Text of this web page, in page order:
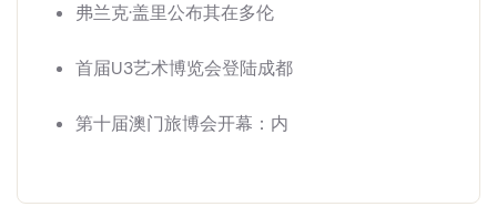
弗兰克·盖里公布其在多伦
首届U3艺术博览会登陆成都
第十届澳门旅博会开幕：内